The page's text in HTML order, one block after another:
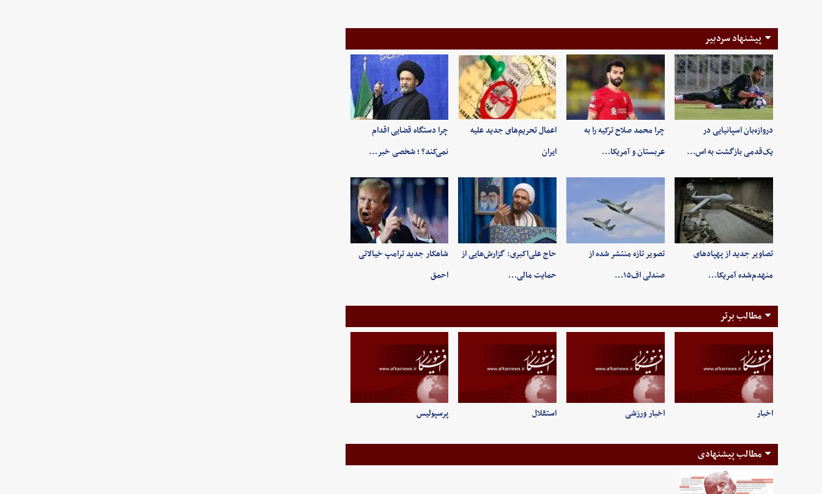
پیشنهاد سردبیر
دروازه‌بان اسپانیایی در
یک‌قدمی بازگشت به اس…
چرا محمد صلاح ترکیه را به
عربستان و آمریکا…
اعمال تحریم‌های جدید علیه
ایران
چرا دستگاه قضایی اقدام
نمی‌کند؟ ؛ شخصی خبر…
تصاویر جدید از پهپادهای
منهدم‌شده آمریکا…
تصویر تازه منتشر شده از
صندلی اف۱۵…
حاج علی‌اکبری: گزارش‌هایی از
حمایت مالی…
شاهکار جدید ترامپ خیالاتی
احمق
مطالب برتر
اخبار اخبار ورزشی استقلال پرسپولیس
مطالب پیشنهادی